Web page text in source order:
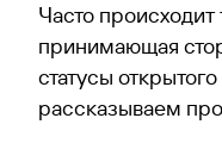
Часто происходит
принимающая
статусы
рассказываем